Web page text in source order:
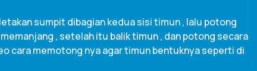
sumpit dibagian kedua sisi timun , lalu potong
, setelah itu balik timun , dan potong secara
cara memotong nya agar timun bentuknya seperti di